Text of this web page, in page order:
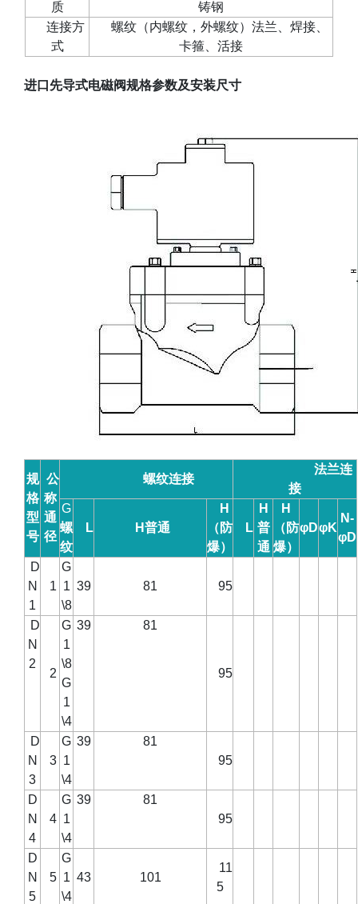
质
铸钢
连接方
式
螺纹（内螺纹，外螺纹）法兰、焊接、
卡箍、活接
进口先导式电磁阀规格参数及安装尺寸
规
格
型
号
公
称
通
径
螺纹连接
法兰连
接
G
螺
纹
L H普通
H
（防
爆）
L
H
普
通
H
（防
爆）
φDφK
N-
φD
D
N
1
1
G
1
\8
39 81 95
D
N
2
2
G
1
\8
G
1
\4
39 81
95
D
N
3
3
G
1
\4
39
81
95
D
N
4
4
G
1
\4
39
81
95
D
N
5
5
G
1
\4
43 101
11
5